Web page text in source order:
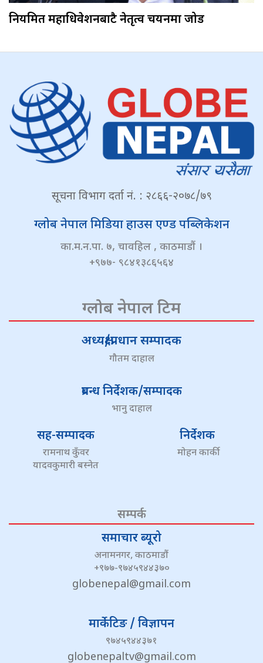
नियमित महाधिवेशनबाटै नेतृत्व चयनमा जोड
सूचना विभाग दर्ता नं. : २८६६-२०७८/७९
ग्लोब नेपाल मिडिया हाउस एण्ड पब्लिकेशन
का.म.न.पा. ७, चावहिल , काठमाडौं ।
+९७७- ९८४१३८६५६४
ग्लोब नेपाल टिम
अध्यक्ष/प्रधान सम्पादक
गौतम दाहाल
प्रबन्ध निर्देशक/सम्पादक
भानु दाहाल
सह-सम्पादक
रामनाथ कुँवर
यादवकुमारी बस्नेत
निर्देशक
मोहन कार्की
सम्पर्क
समाचार ब्यूरो
अनामनगर, काठमाडौं
+९७७-९७४५९४४३७०
globenepal@gmail.com
मार्केटिङ / विज्ञापन
९७४५९४४३७१
globenepaltv@gmail.com